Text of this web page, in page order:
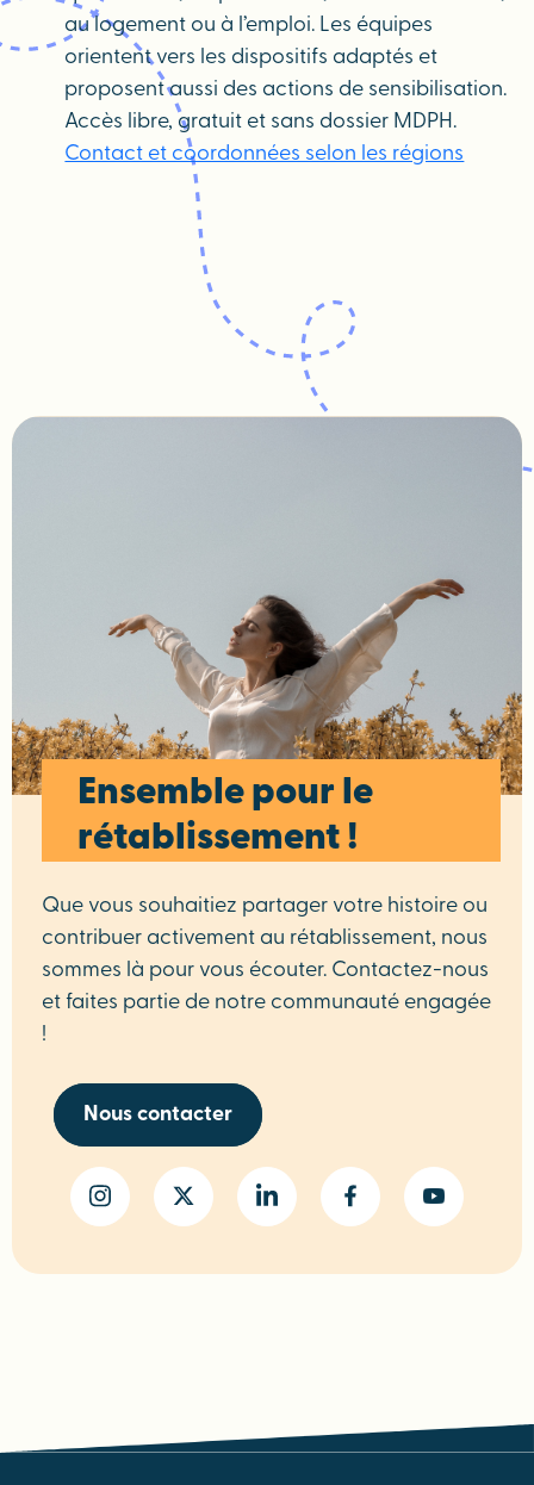
au logement ou à l’emploi. Les équipes
orientent vers les dispositifs adaptés et
proposent aussi des actions de sensibilisation.
Accès libre, gratuit et sans dossier MDPH.
Contact et coordonnées selon les régions
Ensemble pour le
rétablissement !
Que vous souhaitiez partager votre histoire ou
contribuer activement au rétablissement, nous
sommes là pour vous écouter. Contactez-nous
et faites partie de notre communauté engagée
!
Nous contacter